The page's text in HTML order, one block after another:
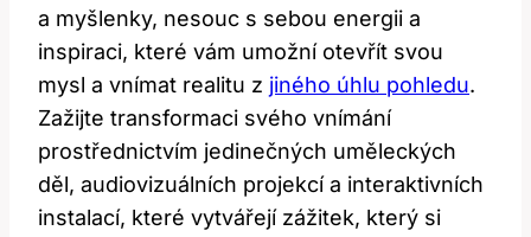
a myšlenky, nesouc s sebou energii a
inspiraci,​ které vám umožní otevřít⁣ svou
mysl ‍a vnímat ⁣realitu z ⁢ jiného úhlu pohledu.
Zažijte‌ transformaci svého vnímání
prostřednictvím jedinečných uměleckých
děl, audiovizuálních projekcí a interaktivních
instalací, ⁤které vytvářejí ‍zážitek, který si